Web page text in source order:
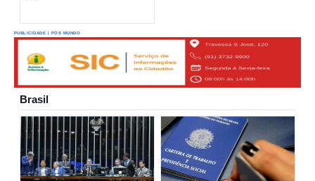
PUBLICIDADE | PÓS MUNDO
Brasil